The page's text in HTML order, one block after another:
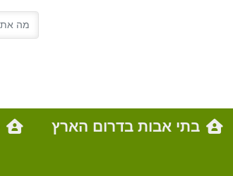
בתי אבות בדרום הארץ